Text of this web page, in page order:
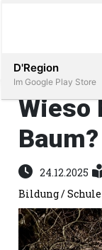
Immobilien
Stellen
Wieso
Baum?
24.12.2025
Bildung / Schule
D'Region
Im Google Play Store